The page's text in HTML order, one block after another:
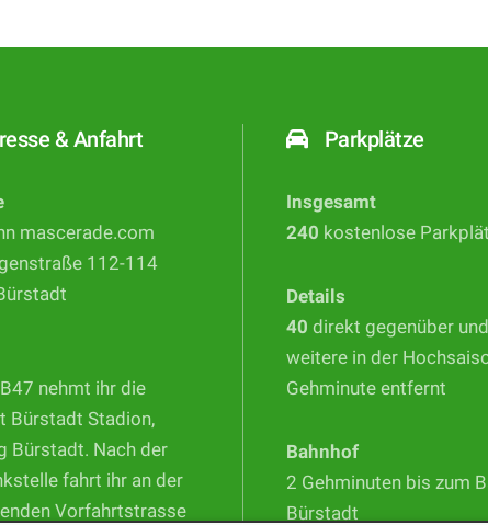
& Anfahrt
mascerade.com
112-114
nehmt ihr die
Bürstadt Stadion,
Bürstadt. Nach der
fahrt ihr an der
Vorfahrtstrasse
Parkplätze
Insgesamt
240 kostenlose
Details
40 direkt gegenüber und
weitere in der
Gehminute entfernt
Bahnhof
2 Gehminuten bis zum
Bürstadt